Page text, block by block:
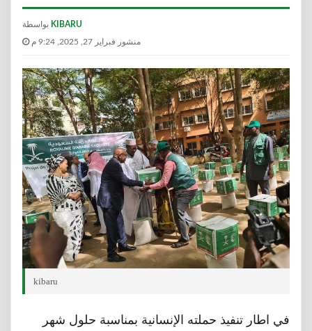
KIBARU
منشور فبراير 27, 2025, 9:24 م
kibaru